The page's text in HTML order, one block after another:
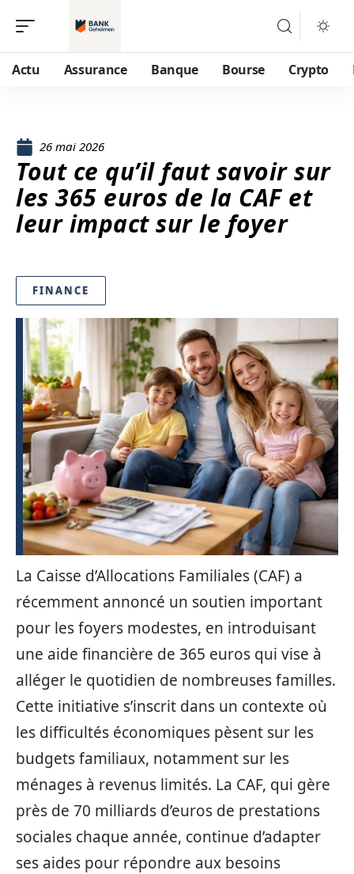
Actu Assurance Banque Bourse Crypto
26 mai 2026
Tout ce qu’il faut savoir sur
les 365 euros de la CAF et
leur impact sur le foyer
FINANCE
La Caisse d’Allocations Familiales (CAF) a
récemment annoncé un soutien important
pour les foyers modestes, en introduisant
une aide financière de 365 euros qui vise à
alléger le quotidien de nombreuses familles.
Cette initiative s’inscrit dans un contexte où
les difficultés économiques pèsent sur les
budgets familiaux, notamment sur les
ménages à revenus limités. La CAF, qui gère
près de 70 milliards d’euros de prestations
sociales chaque année, continue d’adapter
ses aides pour répondre aux besoins